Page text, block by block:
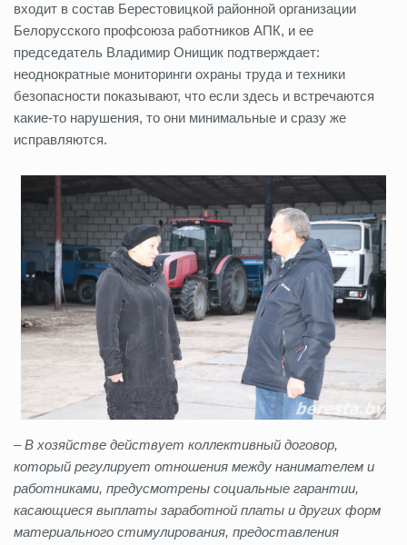
входит в состав Берестовицкой районной организации
Белорусского профсоюза работников АПК, и ее
председатель Владимир Онищик подтверждает:
неоднократные мониторинги охраны труда и техники
безопасности показывают, что если здесь и встречаются
какие-то нарушения, то они минимальные и сразу же
исправляются.
–В хозяйстве действует коллективный договор,
который регулирует отношения между нанимателем и
работниками, предусмотрены социальные гарантии,
касающиеся выплаты заработной платы и других форм
материального стимулирования, предоставления